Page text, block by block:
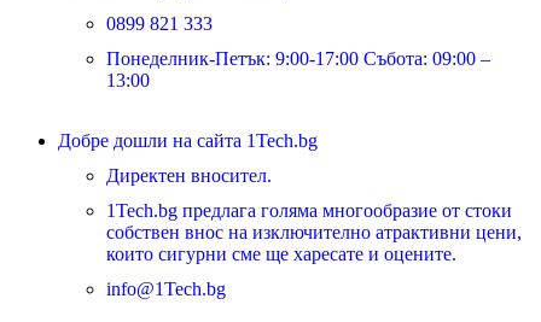
0899 821 333
Понеделник-Петък: 9:00-17:00 Събота: 09:00 –
13:00
Добре дошли на сайта 1Tech.bg
Директен вносител.
1Tech.bg предлага голяма многообразие от стоки
собствен внос на изключително атрактивни цени,
които сигурни сме ще харесате и оцените.
info@1Tech.bg